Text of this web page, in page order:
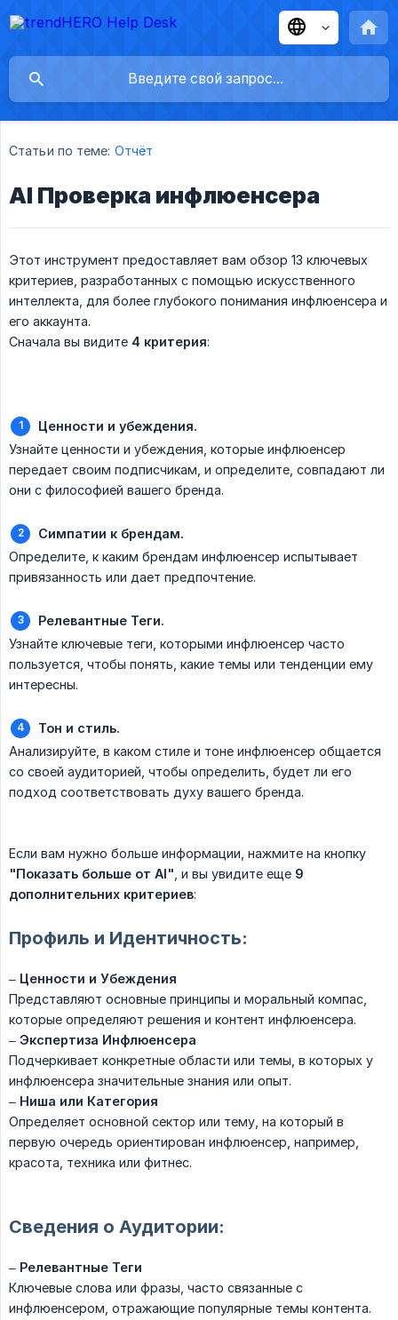
Статьи по теме: Отчёт
AI Проверка инфлюенсера
Этот инструмент предоставляет вам обзор 13 ключевых
критериев, разработанных с помощью искусственного
интеллекта, для более глубокого понимания инфлюенсера и
его аккаунта.
Сначала вы видите 4 критерия:
Ценности и убеждения.
Узнайте ценности и убеждения, которые инфлюенсер
передает своим подписчикам, и определите, совпадают ли
они с философией вашего бренда.
Симпатии к брендам.
Определите, к каким брендам инфлюенсер испытывает
привязанность или дает предпочтение.
Релевантные Теги.
Узнайте ключевые теги, которыми инфлюенсер часто
пользуется, чтобы понять, какие темы или тенденции ему
интересны.
Тон и стиль.
Анализируйте, в каком стиле и тоне инфлюенсер общается
со своей аудиторией, чтобы определить, будет ли его
подход соответствовать духу вашего бренда.
Если вам нужно больше информации, нажмите на кнопку
"Показать больше от AI" , и вы увидите еще 9
дополнительних критериев:
Профиль и Идентичность:
– Ценности и Убеждения
Представляют основные принципы и моральный компас,
которые определяют решения и контент инфлюенсера.
– Экспертиза Инфлюенсера
Подчеркивает конкретные области или темы, в которых у
инфлюенсера значительные знания или опыт.
– Ниша или Категория
Определяет основной сектор или тему, на который в
первую очередь ориентирован инфлюенсер, например,
красота, техника или фитнес.
Сведения о Аудитории:
– Релевантные Теги
Ключевые слова или фразы, часто связанные с
инфлюенсером, отражающие популярные темы контента.